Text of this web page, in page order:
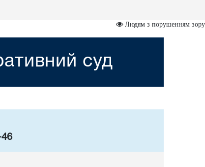
Людям з порушенням зору
суд
46